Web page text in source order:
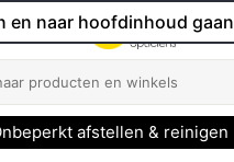
en naar hoofdinhoud gaan
afstellen & reinigen